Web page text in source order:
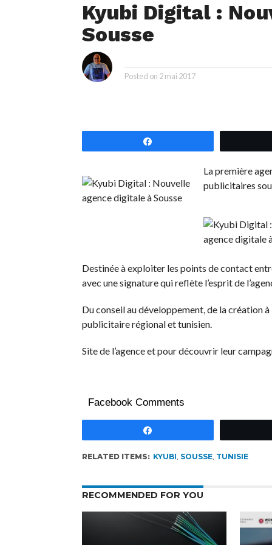
Kyubi Digital :
Sousse
Posted on 2 mai 2017
La première
publicitaires
Destinée à exploiter les points de contact
avec une signature qui reflète l’esprit de
Du conseil au développement, de la création
publicitaire régional et tunisien.
Site de l’agence et pour découvrir leur
Facebook Comments
RELATED ITEMS: KYUBI, SOUSSE, TUNISIE
RECOMMENDED FOR YOU